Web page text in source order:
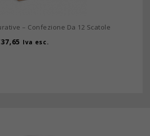
– Confezione Da 12 Scatole
37,65 Iva esc.